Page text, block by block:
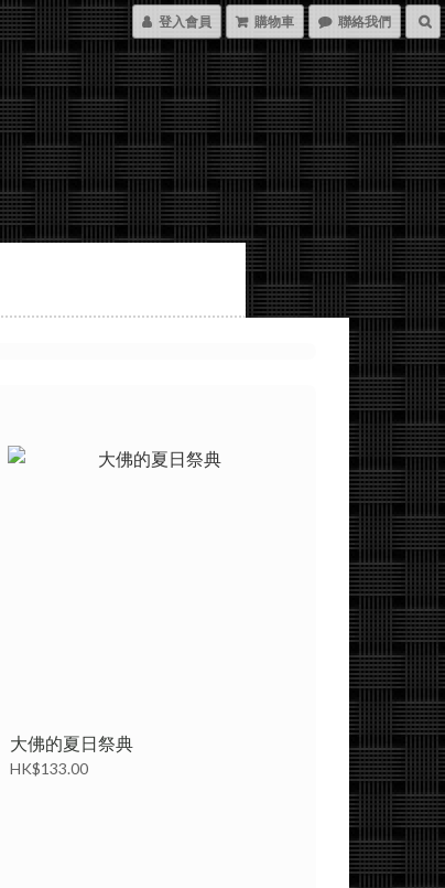
登入會員 購物車 聯絡我們
大佛的夏日祭典
HK$133.00